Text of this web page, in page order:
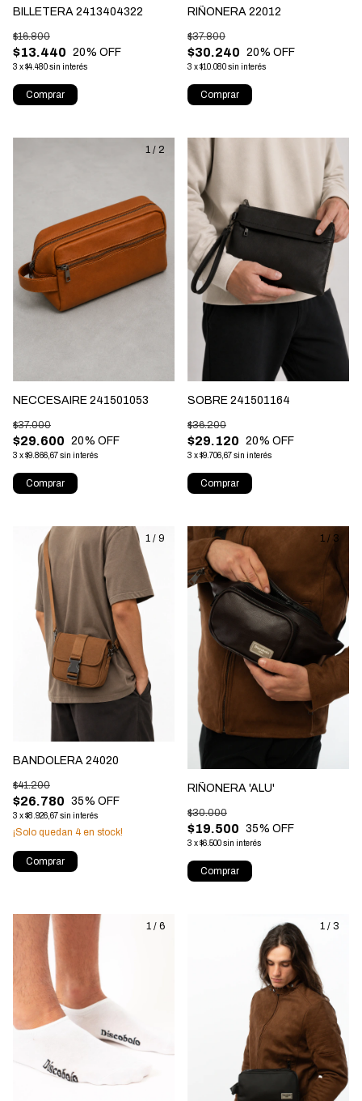
BILLETERA 2413404322
$13.440
$16.800
20% OFF
3 x$4.480sin interés
Comprar
RIÑONERA 22012
$30.240
$37.800
20% OFF
3 x$10.080sin interés
Comprar
1 / 2
NECCESAIRE 241501053
$29.600
$37.000
20% OFF
3 x$9.866,67sin interés
Comprar
SOBRE 241501164
$29.120
$36.200
20% OFF
3 x$9.706,67sin interés
Comprar
1 / 9
BANDOLERA 24020
$26.780
$41.200
35% OFF
3 x$8.926,67sin interés
¡Solo quedan 4 en stock!
Comprar
1 / 3
RIÑONERA 'ALU'
$19.500
$30.000
35% OFF
3 x$6.500sin interés
Comprar
1 / 6 1 / 3